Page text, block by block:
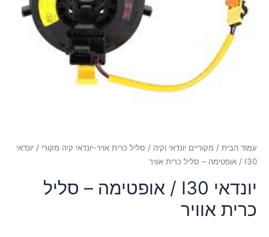
עמוד הבית / מקוריים יונדאי וקיה / סליל כרית אויר-יונדאי קיה מקורי / יונדאי
I30 / אופטימה – סליל כרית אוויר
יונדאי I30 / אופטימה – סליל
כרית אוויר